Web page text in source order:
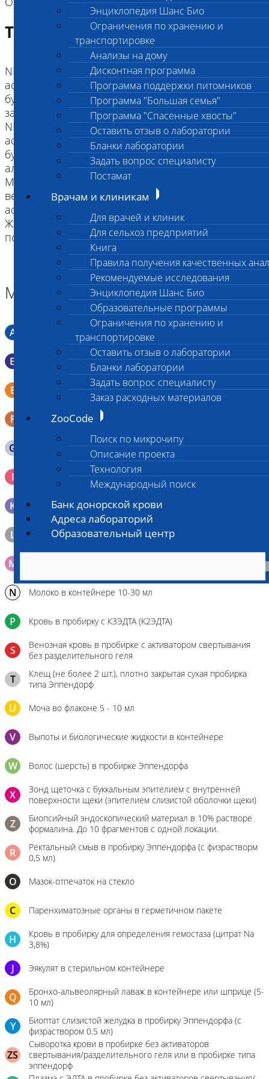
Энциклопедия Шанс Био
Ограничения по хранению и
транспортировке
Анализы на дому
Дисконтная программа
Программа поддержки питомников
Программа "Большая семья"
Программа "Спасенные хвосты"
Оставить отзыв о лаборатории
Бланки лаборатории
Задать вопрос специалисту
Постамат
Врачам и клиникам
Для врачей и клиник
Для сельхоз предприятий
Книга
Правила получения качественных
Рекомендуемые исследования
Энциклопедия Шанс Био
Образовательные программы
Ограничения по хранению и
транспортировке
Оставить отзыв о лаборатории
Бланки лаборатории
Задать вопрос специалисту
Заказ расходных материалов
ZooCode
Поиск по микрочипу
Описание проекта
Технология
Международный поиск
Банк донорской крови
Адреса лабораторий
Образовательный центр
Требование к биоматериалу
NN Не несет аллель заболевания. Заболевание,
ассоциированное с исследованной мутацией, не
будет развиваться. Животное не передаст аллель
заболевания потомству.
NM Носитель аллеля заболевания. Заболевание,
ассоциированное с исследованной мутацией, не
будет развиваться. Животное может передать
аллель заболевания потомству.
MM Две копии аллеля заболевания. Высокая
вероятность развития заболевания,
ассоциированного с исследованной мутацией.
Животное передаст аллель заболевания
Материал
A Мазок в пробирку со средой Кери-Блера
B Мазок в пробирку со средой Эймса (Стюарта)
E
Смывы со слизистых в пробирку Эппендорфа (с
физраствором 0.5 мл)
F Кал в контейнере с ложечкой
G Содержимое желудка 10-30 мл
I
Кровь 2-3 мл. на фильтр-бумаге, высушенная для
генетических исследований
K Образец тканей в контейнере с 10% раствором формалина
L Материал берется только в лаборатории!
M
N Молоко в контейнере 10-30 мл
P Кровь в пробирку с К3ЭДТА (К2ЭДТА)
S
Венозная кровь в пробирке с активатором свертывания
без разделительного геля
T
Клещ (не более 2 шт.), плотно закрытая сухая пробирка
типа Эппендорф
U Моча во флаконе 5 - 10 мл
V Выпоты и биологические жидкости в контейнере
W Волос (шерсть) в пробирке Эппендорфа
X
Зонд щеточка с буккальным эпителием с внутренней
поверхности щеки (эпителием слизистой оболочки щеки)
Z
Биопсийный эндоскопический материал в 10% растворе
формалина. До 10 фрагментов с одной локации.
R
Ректальный смыв в пробирку Эппендорфа (с физрастворм
0,5 мл)
О Мазок-отпечаток на стекло
C Паренхиматозные органы в герметичном пакете
H
Кровь в пробирку для определения гемостаза (цитрат Na
3,8%)
J Эякулят в стерильном контейнере
Q
Бронхо-альвеолярный лаваж в контейнере или шприце (5-
10 мл)
Y
Биоптат слизистой желудка в пробирку Эппендорфа (с
физраствором 0.5 мл)
ZS
Сыворотка крови в пробирке без активаторов
свертывания/разделительного геля или в пробирке типа
эппендорф